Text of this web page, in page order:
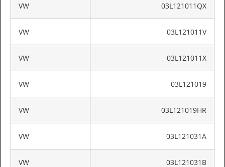
VW 03L121011QX
VW 03L121011V
VW 03L121011X
VW 03L121019
VW 03L121019HR
VW 03L121031A
VW 03L121031B